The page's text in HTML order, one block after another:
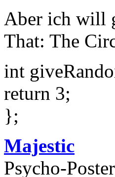
Aber ich will
That: The
int
return 3;
};
Majestic
Psycho-Poster